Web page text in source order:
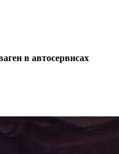
в автосервисах